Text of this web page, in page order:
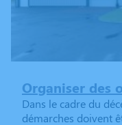
Organiser des
Dans le cadre du
démarches doivent